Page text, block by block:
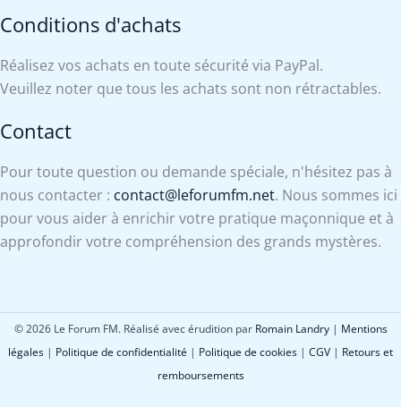
Conditions d'achats
Réalisez vos achats en toute sécurité via PayPal.
Veuillez noter que tous les achats sont non rétractables.
Contact
Pour toute question ou demande spéciale, n'hésitez pas à
nous contacter : contact@leforumfm.net. Nous sommes ici
pour vous aider à enrichir votre pratique maçonnique et à
approfondir votre compréhension des grands mystères.
© 2026 Le Forum FM. Réalisé avec érudition par Romain Landry| Mentions
légales | Politique de confidentialité | Politique de cookies | CGV | Retours et
remboursements